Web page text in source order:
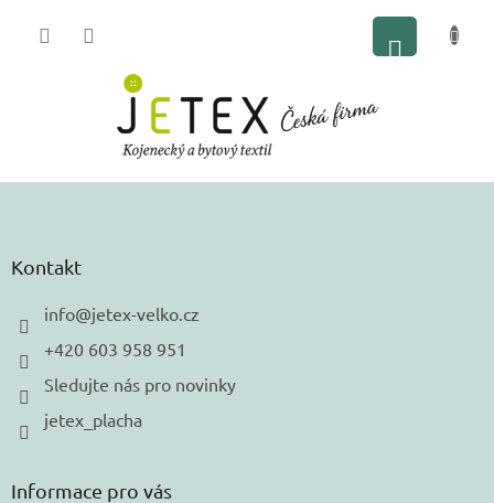
Kontakt
info@jetex-velko.cz
+420 603 958 951
Sledujte nás pro novinky
jetex_placha
Informace pro vás